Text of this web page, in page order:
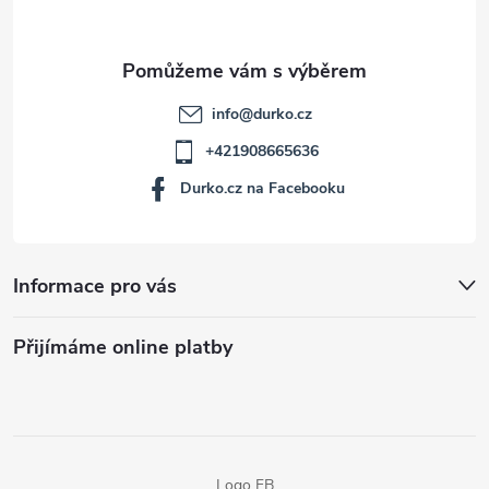
Informace pro vás
Přijímáme online platby
info@durko.cz
+421908665636
Durko.cz na Facebooku